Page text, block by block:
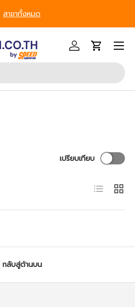
สาขาทั้งหมด
เข้าสู่ระบบรถเข็น
หน้าเมนู
เปรียบเทียบ
มุมมองราย
ตาราง
กลับสู่ด้านบน